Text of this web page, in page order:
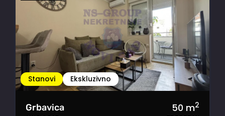
Stanovi Ekskluzivno
Grbavica 50 m2